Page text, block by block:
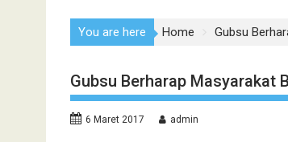
You are here Home Gubsu
Gubsu Berharap Masyarakat
6 Maret 2017 admin